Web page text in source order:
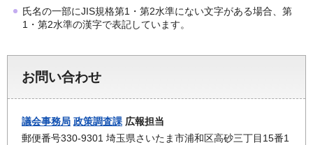
氏名の一部にJIS規格第1・第2水準にない文字がある場合、第
1・第2水準の漢字で表記しています。
お問い合わせ
議会事務局 政策調査課 広報担当
郵便番号330-9301 埼玉県さいたま市浦和区高砂三丁目15番1